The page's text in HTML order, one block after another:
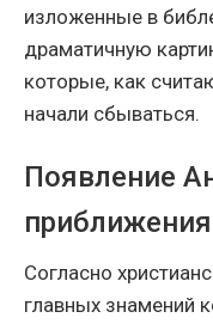
изложенные в
драматичную
которые, как
начали сбываться.
Появление
Согласно
главных знамений